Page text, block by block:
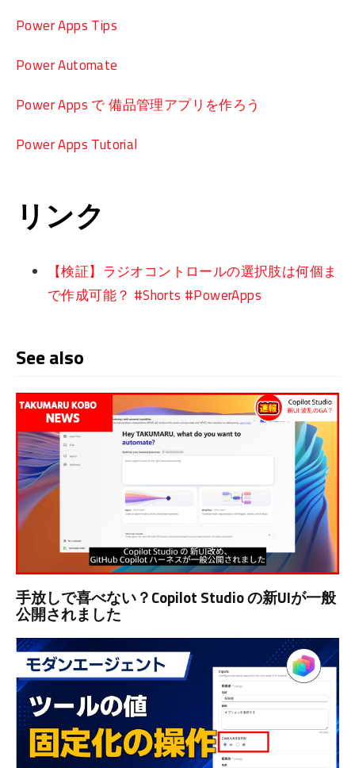
Power Apps Tips
Power Automate
Power Apps で 備品管理アプリを作ろう
Power Apps Tutorial
リンク
【検証】ラジオコントロールの選択肢は何個ま
で作成可能？ #Shorts #PowerApps
See also
手放しで喜べない？Copilot Studio の新UIが一般
公開されました